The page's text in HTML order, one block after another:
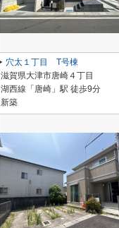
穴太１丁目 T号棟
滋賀県大津市唐崎４丁目
湖西線「唐崎」駅 徒歩9分
新築